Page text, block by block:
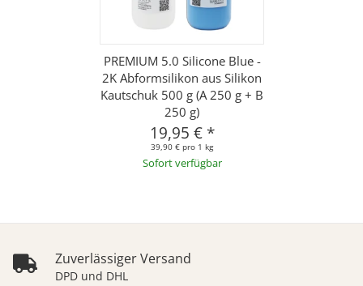
PREMIUM 5.0 Silicone Blue -
2K Abformsilikon aus Silikon
Kautschuk 500 g (A 250 g + B
250 g)
19,95 € *
39,90 € pro 1 kg
Sofort verfügbar
Zuverlässiger Versand
DPD und DHL